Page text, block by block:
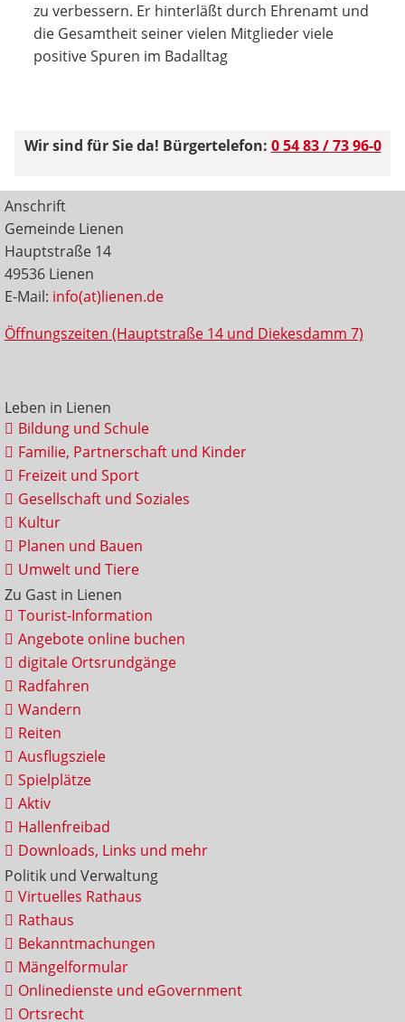
zu verbessern. Er hinterläßt durch Ehrenamt und
die Gesamtheit seiner vielen Mitglieder viele
positive Spuren im Badalltag
Wir sind für Sie da! Bürgertelefon: 0 54 83 / 73 96-0
Anschrift
Gemeinde Lienen
Hauptstraße 14
49536 Lienen
E-Mail: info(at)lienen.de
Öffnungszeiten (Hauptstraße 14 und Diekesdamm 7)
Leben in Lienen
Bildung und Schule
Familie, Partnerschaft und Kinder
Freizeit und Sport
Gesellschaft und Soziales
Kultur
Planen und Bauen
Umwelt und Tiere
Zu Gast in Lienen
Tourist-Information
Angebote online buchen
digitale Ortsrundgänge
Radfahren
Wandern
Reiten
Ausflugsziele
Spielplätze
Aktiv
Hallenfreibad
Downloads, Links und mehr
Politik und Verwaltung
Virtuelles Rathaus
Rathaus
Bekanntmachungen
Mängelformular
Onlinedienste und eGovernment
Ortsrecht